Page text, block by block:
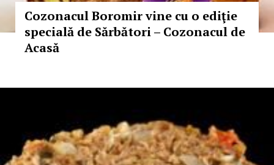
Cozonacul Boromir vine cu o ediţie
specială de Sărbători – Cozonacul de
Acasă